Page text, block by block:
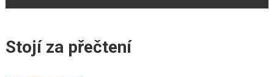
Stojí za přečtení